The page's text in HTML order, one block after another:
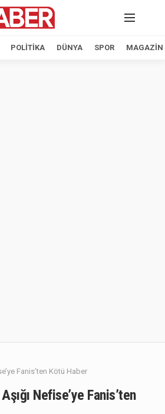
POLITIKA DÜNYA SPOR MAGAZIN
Fanis’ten Kötü Haber
Nefise’ye Fanis’ten